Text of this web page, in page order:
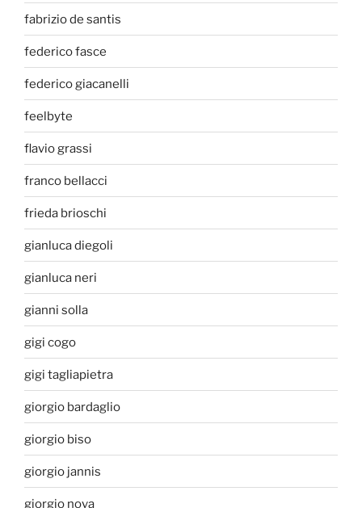
fabrizio de santis
federico fasce
federico giacanelli
feelbyte
flavio grassi
franco bellacci
frieda brioschi
gianluca diegoli
gianluca neri
gianni solla
gigi cogo
gigi tagliapietra
giorgio bardaglio
giorgio biso
giorgio jannis
giorgio nova